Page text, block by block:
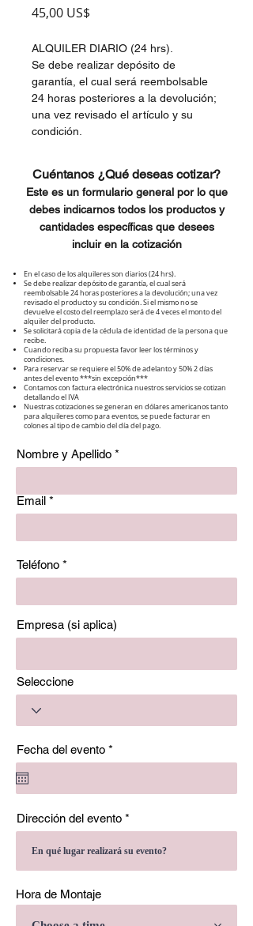
45,00 US$
ALQUILER DIARIO (24 hrs).
Se debe realizar depósito de
garantía, el cual será reembolsable
24 horas posteriores a la devolución;
una vez revisado el artículo y su
condición.
Cuéntanos ¿Qué deseas cotizar?
Este es un formulario general por lo que
debes indicarnos todos los productos y
cantidades específicas que desees
incluir en la cotización
En el caso de los alquileres son diarios (24 hrs).
Se debe realizar depósito de garantía, el cual será
reembolsable 24 horas posteriores a la devolución; una vez
revisado el producto y su condición. Si el mismo no se
devuelve el costo del reemplazo será de 4 veces el monto del
alquiler del producto.
Se solicitará copia de la cédula de identidad de la persona que
recibe.
Cuando reciba su propuesta favor leer los términos y
condiciones.
Para reservar se requiere el 50% de adelanto y 50% 2 días
antes del evento ***sin excepción***
Contamos con factura electrónica nuestros servicios se cotizan
detallando el IVA
Nuestras cotizaciones se generan en dólares americanos tanto
para alquileres como para eventos, se puede facturar en
colones al tipo de cambio del día del pago.
Nombre y Apellido
Email
Teléfono
Empresa (si aplica)
Seleccione
Fecha del evento *
e
i
e
d
Dirección del evento
Hora de Montaje